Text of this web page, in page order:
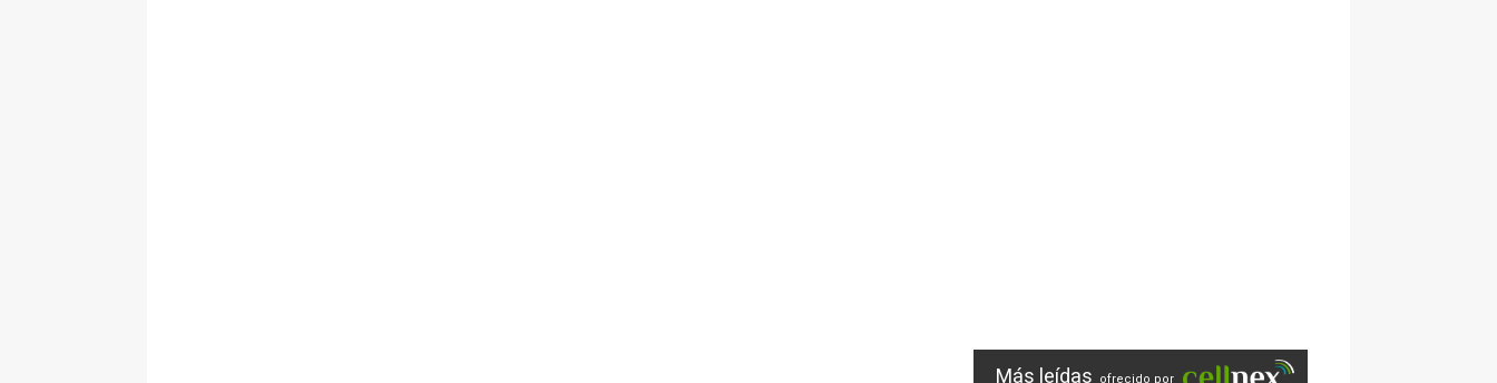
Más leídas ofrecido por